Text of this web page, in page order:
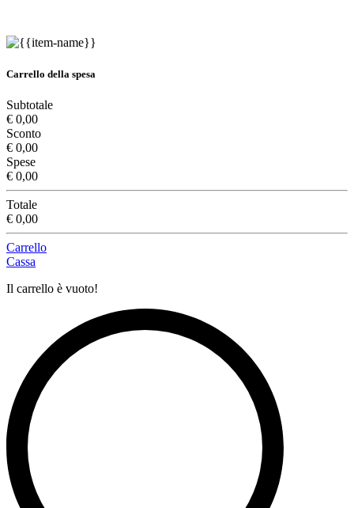
Carrello della spesa
Subtotale
€ 0,00
Sconto
€ 0,00
Spese
€ 0,00
Totale
€ 0,00
Carrello
Cassa
Il carrello è vuoto!